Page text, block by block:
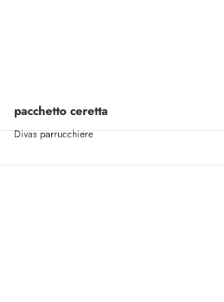
More
pacchetto ceretta
Divas parrucchiere